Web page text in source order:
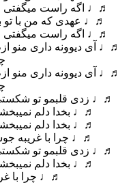
♬♩ اگه راست میگفتی
♬♩ عهدی که من با تو
♬♩ اگه راست میگفتی
♬♩ آی دیوونه داری منو
♬♩ آی دیوونه داری منو
♬♩ زدی قلبمو تو
♬♩ بخدا دلم
♬♩ بخدا دلم
♬♩ چرا با غریبه
♬♩ زدی قلبمو تو
♬♩ بخدا دلم
♬♩ چرا با